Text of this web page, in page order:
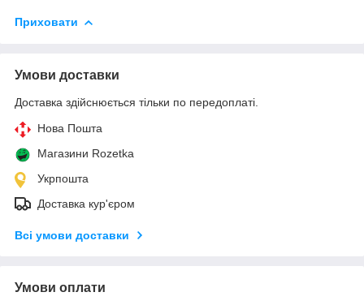
Приховати
Умови доставки
Доставка здійснюється тільки по передоплаті.
Нова Пошта
Магазини Rozetka
Укрпошта
Доставка кур'єром
Всі умови доставки
Умови оплати